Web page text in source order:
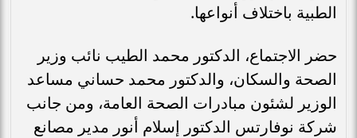
الطبية باختلاف أنواعها.
حضر الاجتماع، الدكتور محمد الطيب نائب وزير
الصحة والسكان، والدكتور محمد حساني مساعد
الوزير لشئون مبادرات الصحة العامة، ومن جانب
شركة نوفارتس الدكتور إسلام أنور مدير مصانع